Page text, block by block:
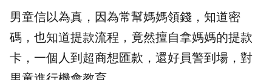
男童信以為真，因為常幫媽媽領錢，知道密
碼，也知道提款流程，竟然擅自拿媽媽的提款
卡，一個人到超商想匯款，還好員警到場，對